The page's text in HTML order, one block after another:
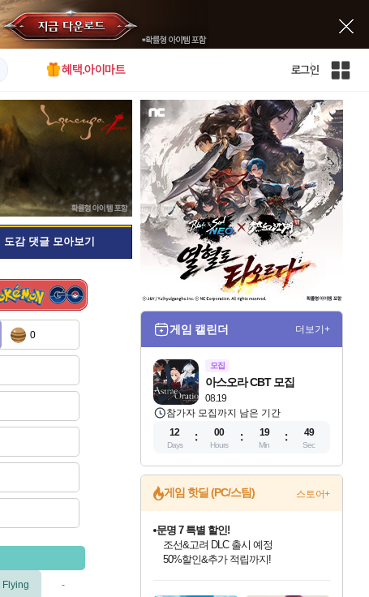
혜택.아이마트 로그인
인
전
체
사
이
트
도감 댓글 모아보기
0
Flying -
게임 캘린더 더보기+
모집
08.19
아스오라 CBT 모집
참가자 모집까지 남은 기간
12
Days
00
Hours
19
Min
49
Sec
게임 핫딜 (PC/스팀) 스토어+
문명 7 특별 할인!
조선&고려 DLC 출시 예정
50%할인&추가 적립까지!